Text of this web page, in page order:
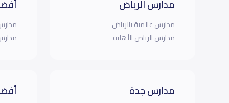
مدارس الرياض
مدارس عالمية بالرياض
مدارس الرياض الأهلية
مدارس جدة